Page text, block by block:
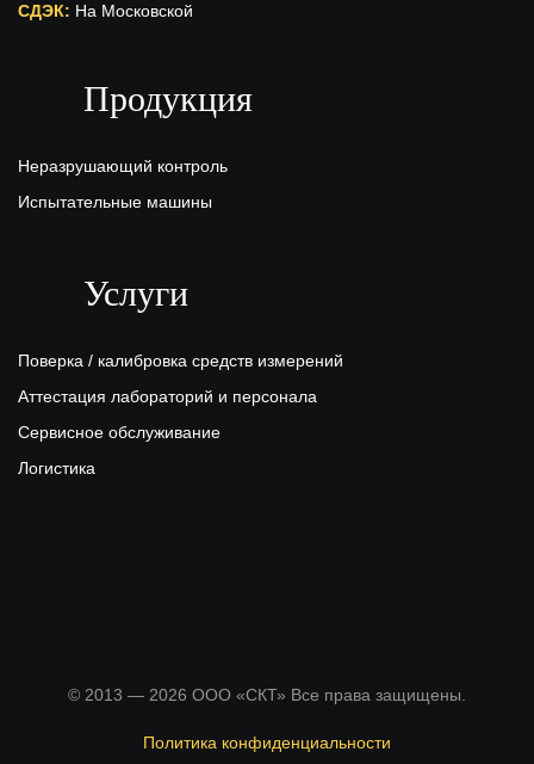
СДЭК: На Московской
Киров
Продукция
Неразрушающий контроль
Испытательные машины
Услуги
Поверка / калибровка средств измерений
Аттестация лабораторий и персонала
Сервисное обслуживание
Логистика
© 2013 — 2026 ООО «СКТ» Все права защищены.
Политика конфиденциальности